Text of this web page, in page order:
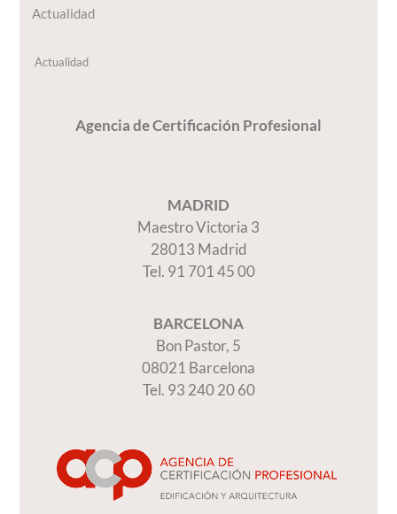
Actualidad
Actualidad
Agencia de Certificación Profesional
MADRID
Maestro Victoria 3
28013 Madrid
Tel. 91 701 45 00
BARCELONA
Bon Pastor, 5
08021 Barcelona
Tel. 93 240 20 60